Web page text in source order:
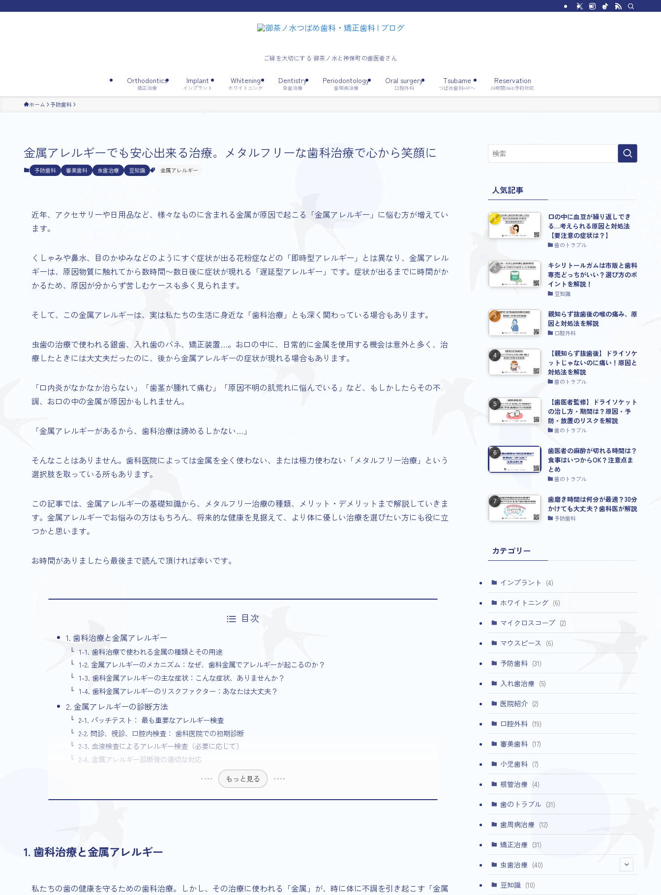
ご縁を大切にする 御茶ノ水と神保町の歯医者さん
Orthodontics
矯正治療
Implant
インプラント
Whitening
ホワイトニング
Dentistry
虫歯治療
Periodontology
歯周病治療
Oral surgery
口腔外科
Tsubame
つばめ歯科HPへ
Reservation
24時間Web予約対応
ホーム 予防歯科
金属アレルギーでも安心出来る治療。メタルフリーな歯科治療で心から笑顔に
予防歯科 審美歯科 虫歯治療 豆知識 金属アレルギー
近年、アクセサリーや日用品など、様々なものに含まれる金属が原因で起こる「金属アレルギー」に悩む方が増えてい
ます。
くしゃみや鼻水、目のかゆみなどのようにすぐ症状が出る花粉症などの「即時型アレルギー」とは異なり、金属アレル
ギーは、原因物質に触れてから数時間〜数日後に症状が現れる「遅延型アレルギー」です。症状が出るまでに時間がか
かるため、原因が分からず苦しむケースも多く見られます。
そして、この金属アレルギーは、実は私たちの生活に身近な「歯科治療」とも深く関わっている場合もあります。
虫歯の治療で使われる銀歯、入れ歯のバネ、矯正装置…。お口の中に、日常的に金属を使用する機会は意外と多く、治
療したときには大丈夫だったのに、後から金属アレルギーの症状が現れる場合もあります。
「口内炎がなかなか治らない」「歯茎が腫れて痛む」「原因不明の肌荒れに悩んでいる」など、もしかしたらその不
調、お口の中の金属が原因かもしれません。
「金属アレルギーがあるから、歯科治療は諦めるしかない…」
そんなことはありません。歯科医院によっては金属を全く使わない、または極力使わない「メタルフリー治療」という
選択肢を取っている所もあります。
この記事では、金属アレルギーの基礎知識から、メタルフリー治療の種類、メリット・デメリットまで解説していきま
す。金属アレルギーでお悩みの方はもちろん、将来的な健康を見据えて、より体に優しい治療を選びたい方にも役に立
つかと思います。
お時間がありましたら最後まで読んで頂ければ幸いです。
目次
1. 歯科治療と金属アレルギー
1-1. 歯科治療で使われる金属の種類とその用途
1-2. 金属アレルギーのメカニズム：なぜ、歯科金属でアレルギーが起こるのか？
1-3. 歯科金属アレルギーの主な症状：こんな症状、ありませんか？
1-4. 歯科金属アレルギーのリスクファクター：あなたは大丈夫？
2. 金属アレルギーの診断方法
2-1. パッチテスト： 最も重要なアレルギー検査
2-2. 問診、視診、口腔内検査： 歯科医院での初期診断
2-3. 血液検査によるアレルギー検査（必要に応じて）
2-4. 金属アレルギー診断後の適切な対応
もっと見る
1. 歯科治療と金属アレルギー
私たちの歯の健康を守るための歯科治療。しかし、その治療に使われる「金属」が、時に体に不調を引き起こす「金属
人気記事
口の中に血豆が繰り返しでき
る…考えられる原因と対処法
【要注意の症状は？】
歯のトラブル
キシリトールガムは市販と歯科
専売どっちがいい？選び方のポ
イントを解説！
豆知識
親知らず抜歯後の喉の痛み、原
因と対処法を解説
口腔外科
【親知らず抜歯後】ドライソケ
ットじゃないのに痛い！原因と
対処法を解説
歯のトラブル
【歯医者監修】ドライソケット
の治し方・期間は？原因・予
防・放置のリスクを解説
歯のトラブル
歯医者の麻酔が切れる時間は？
食事はいつからOK？注意点ま
とめ
歯のトラブル
歯磨き時間は何分が最適？30分
かけても大丈夫？歯科医が解説
予防歯科
カテゴリー
インプラント (4)
ホワイトニング (6)
マイクロスコープ (2)
マウスピース (6)
予防歯科 (31)
入れ歯治療 (5)
医院紹介 (2)
口腔外科 (19)
審美歯科 (17)
小児歯科 (7)
根管治療 (4)
歯のトラブル (31)
歯周病治療 (12)
矯正治療 (31)
虫歯治療 (40)
豆知識 (10)